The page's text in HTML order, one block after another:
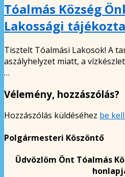
Tóalmás Község
Lakossági
Tisztelt Tóalmási Lakosok! A
aszályhelyzet miatt, a
…
Vélemény, hozzászólás?
Hozzászólás küldéséhez be
Polgármesteri Köszöntő
Üdvözlöm Önt Tóalmás